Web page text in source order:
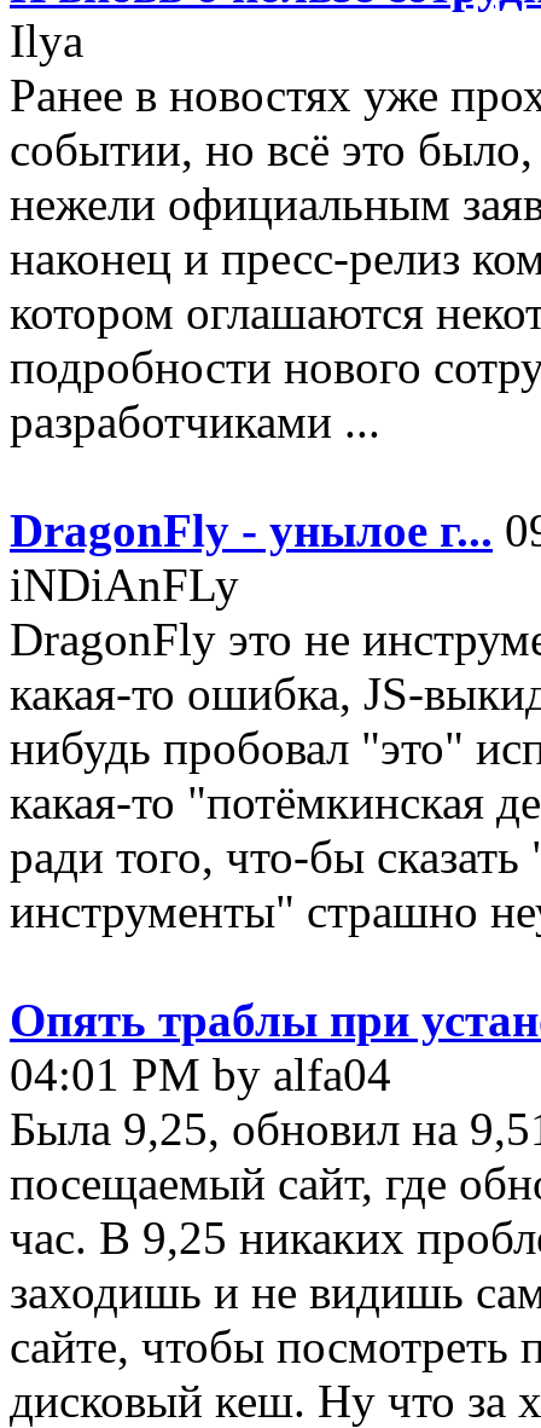
Ilya
Ранее в новостях уже
событии, но всё это
нежели официальным
наконец и пресс-релиз
котором оглашаются
подробности нового
разработчиками ...
DragonFly - унылое г...
iNDiAnFLy
DragonFly это не
какая-то ошибка, JS-
нибудь пробовал "это"
какая-то "потёмкинская
ради того, что-бы
инструменты" страшно
Опять траблы при
04:01 PM by alfa04
Была 9,25, обновил на
посещаемый сайт, где
час. В 9,25 никаких
заходишь и не видишь
сайте, чтобы посмотреть
дисковый кеш. Ну что за